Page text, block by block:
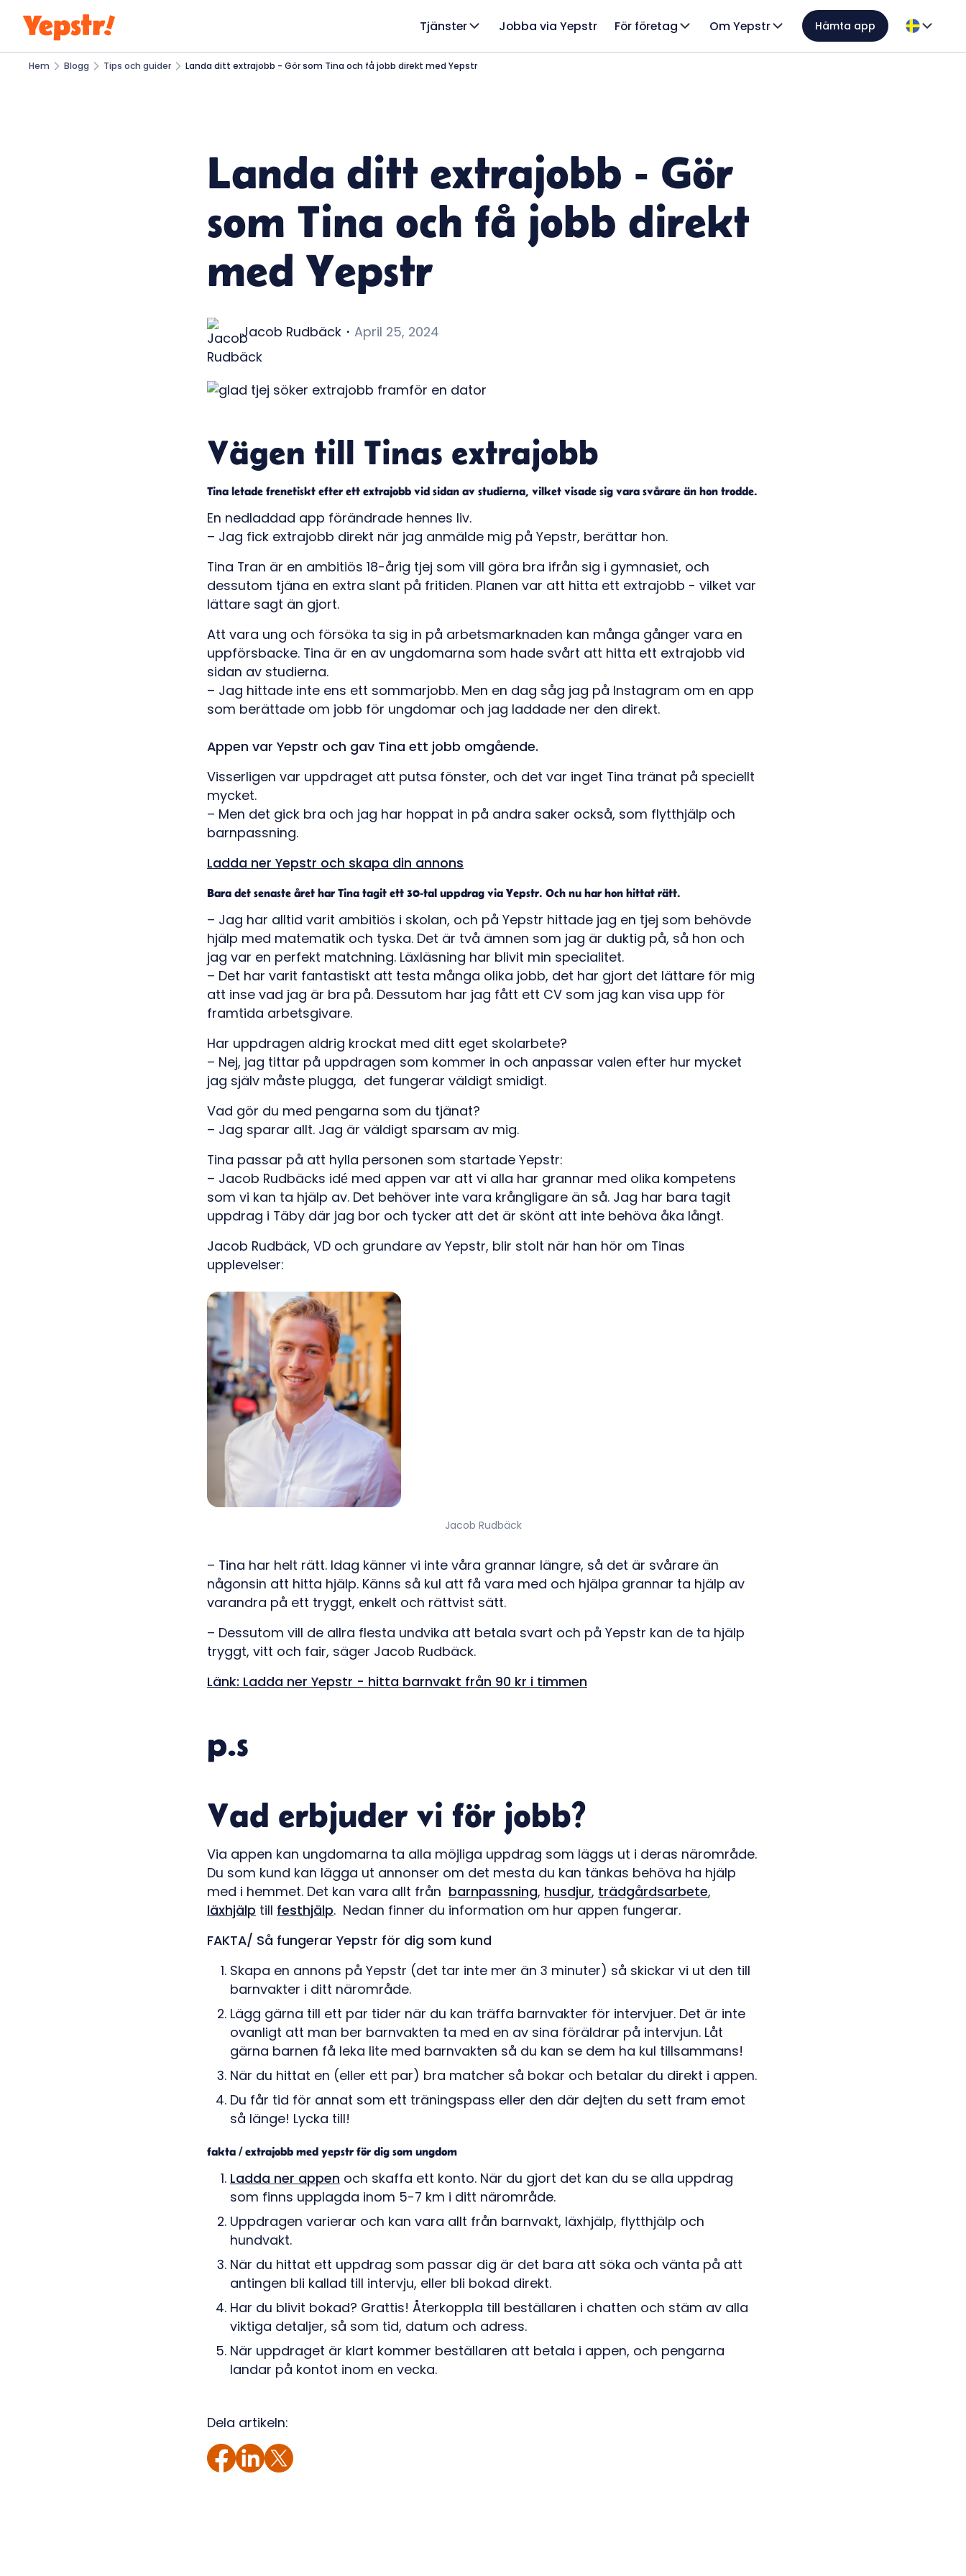
Tjänster Jobba via Yepstr För företag Om Yepstr Hämta app
Hem Blogg Tips och guider Landa ditt extrajobb - Gör som Tina och få jobb direkt med Yepstr
Landa ditt extrajobb - Gör
som Tina och få jobb direkt
med Yepstr
Jacob Rudbäck ・ April 25, 2024
Vägen till Tinas extrajobb
Tina letade frenetiskt efter ett extrajobb vid sidan av studierna, vilket visade sig vara svårare än hon trodde.
En nedladdad app förändrade hennes liv.
– Jag fick extrajobb direkt när jag anmälde mig på Yepstr, berättar hon.
Tina Tran är en ambitiös 18-årig tjej som vill göra bra ifrån sig i gymnasiet, och
dessutom tjäna en extra slant på fritiden. Planen var att hitta ett extrajobb - vilket var
lättare sagt än gjort.
Att vara ung och försöka ta sig in på arbetsmarknaden kan många gånger vara en
uppförsbacke. Tina är en av ungdomarna som hade svårt att hitta ett extrajobb vid
sidan av studierna.
– Jag hittade inte ens ett sommarjobb. Men en dag såg jag på Instagram om en app
som berättade om jobb för ungdomar och jag laddade ner den direkt.
Appen var Yepstr och gav Tina ett jobb omgående.
Visserligen var uppdraget att putsa fönster, och det var inget Tina tränat på speciellt
mycket.
– Men det gick bra och jag har hoppat in på andra saker också, som flytthjälp och
barnpassning.
Ladda ner Yepstr och skapa din annons
Bara det senaste året har Tina tagit ett 30-tal uppdrag via Yepstr. Och nu har hon hittat rätt.
– Jag har alltid varit ambitiös i skolan, och på Yepstr hittade jag en tjej som behövde
hjälp med matematik och tyska. Det är två ämnen som jag är duktig på, så hon och
jag var en perfekt matchning. Läxläsning har blivit min specialitet.
– Det har varit fantastiskt att testa många olika jobb, det har gjort det lättare för mig
att inse vad jag är bra på. Dessutom har jag fått ett CV som jag kan visa upp för
framtida arbetsgivare.
Har uppdragen aldrig krockat med ditt eget skolarbete?
– Nej, jag tittar på uppdragen som kommer in och anpassar valen efter hur mycket
jag själv måste plugga, det fungerar väldigt smidigt.
Vad gör du med pengarna som du tjänat?
– Jag sparar allt. Jag är väldigt sparsam av mig.
Tina passar på att hylla personen som startade Yepstr:
– Jacob Rudbäcks idé med appen var att vi alla har grannar med olika kompetens
som vi kan ta hjälp av. Det behöver inte vara krångligare än så. Jag har bara tagit
uppdrag i Täby där jag bor och tycker att det är skönt att inte behöva åka långt.
Jacob Rudbäck, VD och grundare av Yepstr, blir stolt när han hör om Tinas
upplevelser:
Jacob Rudbäck
– Tina har helt rätt. Idag känner vi inte våra grannar längre, så det är svårare än
någonsin att hitta hjälp. Känns så kul att få vara med och hjälpa grannar ta hjälp av
varandra på ett tryggt, enkelt och rättvist sätt.
– Dessutom vill de allra flesta undvika att betala svart och på Yepstr kan de ta hjälp
tryggt, vitt och fair, säger Jacob Rudbäck.
Länk: Ladda ner Yepstr - hitta barnvakt från 90 kr i timmen
p.s
Vad erbjuder vi för jobb?
Via appen kan ungdomarna ta alla möjliga uppdrag som läggs ut i deras närområde.
Du som kund kan lägga ut annonser om det mesta du kan tänkas behöva ha hjälp
med i hemmet. Det kan vara allt från barnpassning, husdjur, trädgårdsarbete,
läxhjälp till festhjälp. Nedan finner du information om hur appen fungerar.
FAKTA/ Så fungerar Yepstr för dig som kund
Skapa en annons på Yepstr (det tar inte mer än 3 minuter) så skickar vi ut den till
barnvakter i ditt närområde.
Lägg gärna till ett par tider när du kan träffa barnvakter för intervjuer. Det är inte
ovanligt att man ber barnvakten ta med en av sina föräldrar på intervjun. Låt
gärna barnen få leka lite med barnvakten så du kan se dem ha kul tillsammans!
När du hittat en (eller ett par) bra matcher så bokar och betalar du direkt i appen.
Du får tid för annat som ett träningspass eller den där dejten du sett fram emot
så länge! Lycka till!
fakta / extrajobb med yepstr för dig som ungdom
Ladda ner appen och skaffa ett konto. När du gjort det kan du se alla uppdrag
som finns upplagda inom 5-7 km i ditt närområde.
Uppdragen varierar och kan vara allt från barnvakt, läxhjälp, flytthjälp och
hundvakt.
När du hittat ett uppdrag som passar dig är det bara att söka och vänta på att
antingen bli kallad till intervju, eller bli bokad direkt.
Har du blivit bokad? Grattis! Återkoppla till beställaren i chatten och stäm av alla
viktiga detaljer, så som tid, datum och adress.
När uppdraget är klart kommer beställaren att betala i appen, och pengarna
landar på kontot inom en vecka.
Dela artikeln: